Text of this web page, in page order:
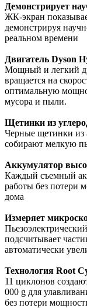
Демонстрирует
ЖК-экран
демонстрируя
реальном времени
Двигатель Dyson
Мощный и легкий
вращается на
оптимальную
мусора и пыли.
Щетинки из
Черные щетинки из
собирают мелкую
Аккумулятор
Каждый съемный
работы без потери
дома
Измеряет
подсчитывает
автоматически
Технология Root
11 циклонов
000 g для
без потери